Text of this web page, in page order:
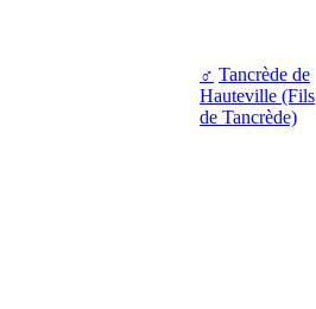
♂ Tancrède de
Hauteville (Fils
de Tancrède)